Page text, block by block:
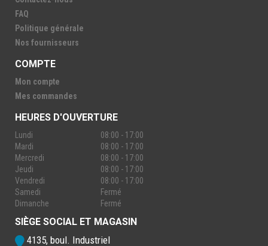
FAQ
Politique générale
Nos fournisseurs
COMPTE
Mon compte
Mes commandes
HEURES D'OUVERTURE
Lundi
08:00 - 17:00
Mardi
08:00 - 17:00
Mercredi
08:00 - 17:00
Jeudi
08:00 - 17:00
Vendredi
08:00 - 17:00
Samedi
Fermé
Dimanche
Fermé
SIÈGE SOCIAL ET MAGASIN
4135, boul. Industriel